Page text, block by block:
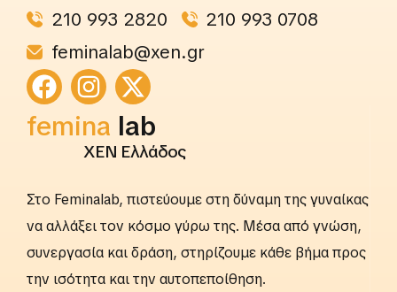
210 993 2820
210 993 0708
feminalab@xen.gr
femina lab
ΧΕΝ Ελλάδος
Στο Feminalab, πιστεύουμε στη δύναμη της γυναίκας
να αλλάξει τον κόσμο γύρω της. Μέσα από γνώση,
συνεργασία και δράση, στηρίζουμε κάθε βήμα προς
την ισότητα και την αυτοπεποίθηση.